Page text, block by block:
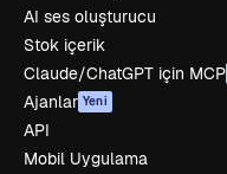
AI ses oluşturucu
Stok içerik
Claude/ChatGPT için MCP
Ajanlar Yeni
API
Mobil Uygulama